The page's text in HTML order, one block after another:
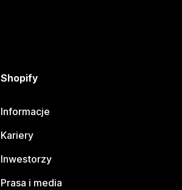
Shopify
Informacje
Kariery
Inwestorzy
Prasa i media